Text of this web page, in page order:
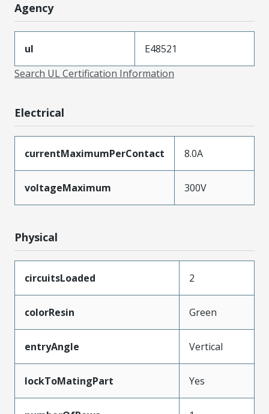
Agency
ul
E48521
Search UL Certification Information
Electrical
currentMaximumPerContact 8.0A
voltageMaximum 300V
Physical
circuitsLoaded 2
colorResin Green
entryAngle Vertical
lockToMatingPart Yes